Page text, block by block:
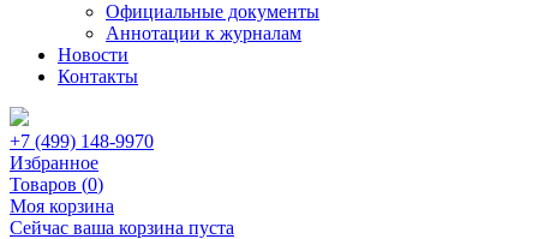
Официальные документы
Аннотации к журналам
Новости
Контакты
+7 (499) 148-9970
Избранное
Товаров (0)
Моя корзина
Сейчас ваша корзина пуста